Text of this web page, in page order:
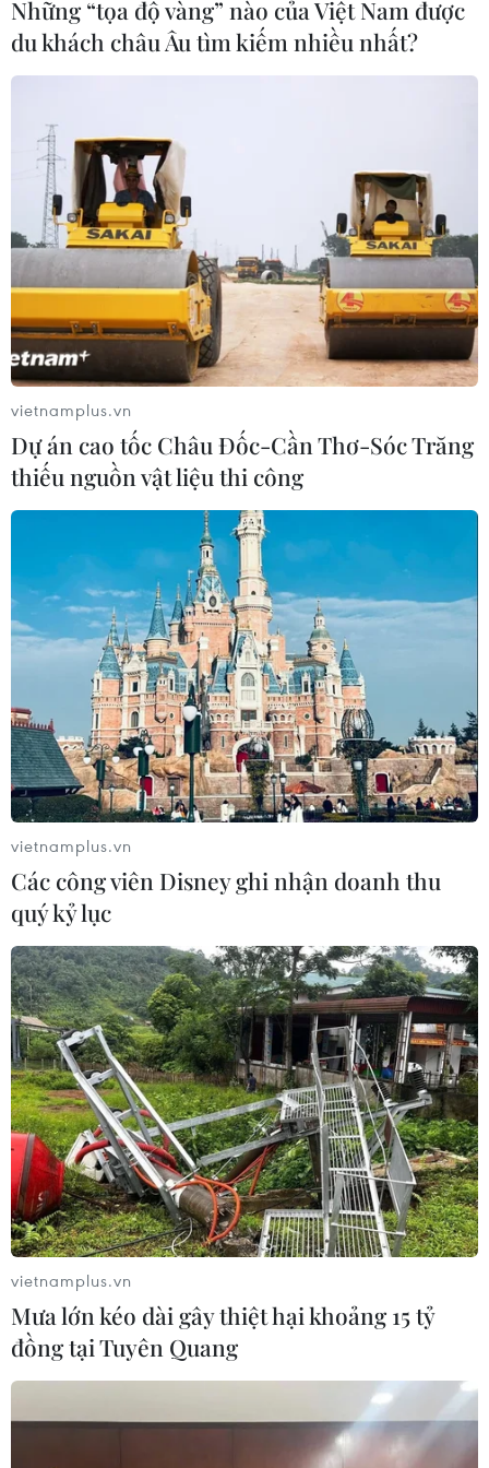
cũng như hưởng lợi từ sự phát triển.
Các nhà lãnh đạo ASEAN điều chỉnh chính
sách hỗ trợ lao động di cư
11/05/2023 04:38
Các nước ASEAN nhất trí lồng ghép việc bảo vệ và thúc
đẩy quyền của lao động di cư và gia đình của họ trong
các tình huống khủng hoảng vào các chính sách,
chương trình và cơ chế của quốc gia phái cử.
Đại biểu đánh giá cao đề xuất của Việt
Nam tại Hội nghị ASEAN 42
11/05/2023 06:43
Theo Bộ trưởng Bộ Ngoại giao Bùi Thanh Sơn, những
phát biểu của Thủ tướng Phạm Minh Chính đều hướng
tới khởi tạo ý tưởng, khơi dậy tự cường, khơi thông
nguồn lực cho sự phát triển của Cộng đồng ASEAN.
Những “tọa độ vàng” nào của Việt Nam được
du khách châu Âu tìm kiếm nhiều nhất?
vietnamplus.vn
Dự án cao tốc Châu Đốc-Cần Thơ-Sóc Trăng
thiếu nguồn vật liệu thi công
vietnamplus.vn
Các công viên Disney ghi nhận doanh thu
quý kỷ lục
vietnamplus.vn
Mưa lớn kéo dài gây thiệt hại khoảng 15 tỷ
đồng tại Tuyên Quang